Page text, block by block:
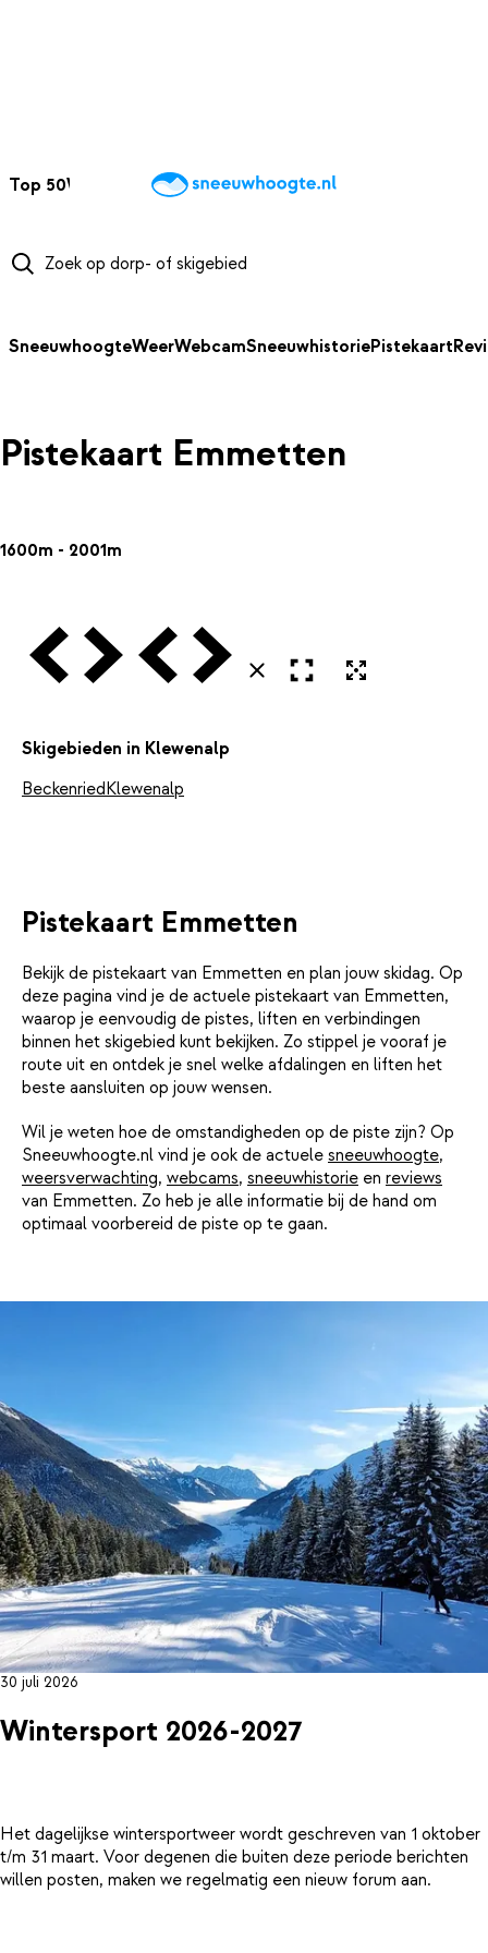
Top 50Webcams WintersportweerKaarten
SneeuwhoogteWeerWebcamSneeuwhistoriePistekaart
Pistekaart Emmetten
1600m - 2001m
Vorige VolgendeVorige Volgende
SluitenOpen in volledig scherm
Skigebieden in Klewenalp
BeckenriedKlewenalp
Pistekaart Emmetten
Bekijk de pistekaart van Emmetten en plan jouw skidag. Op
deze pagina vind je de actuele pistekaart van Emmetten,
waarop je eenvoudig de pistes, liften en verbindingen
binnen het skigebied kunt bekijken. Zo stippel je vooraf je
route uit en ontdek je snel welke afdalingen en liften het
beste aansluiten op jouw wensen.
Wil je weten hoe de omstandigheden op de piste zijn? Op
Sneeuwhoogte.nl vind je ook de actuele sneeuwhoogte,
weersverwachting, webcams, sneeuwhistorie en reviews
van Emmetten. Zo heb je alle informatie bij de hand om
optimaal voorbereid de piste op te gaan.
30 juli 2026
Wintersport 2026-2027
Het dagelijkse wintersportweer wordt geschreven van 1 oktober
t/m 31 maart. Voor degenen die buiten deze periode berichten
willen posten, maken we regelmatig een nieuw forum aan.